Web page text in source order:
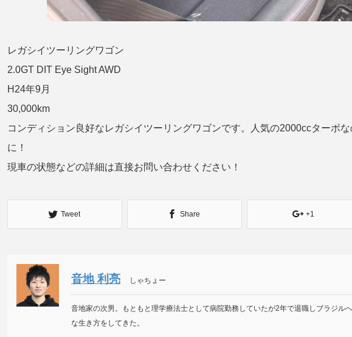
レガシイツーリングワゴン
2.0GT DIT Eye Sight AWD
H24年9月
30,000km
コンディション良好なレガシイツーリングワゴンです。人気の2000ccターボ
に！
現車の状態などの詳細は直接お問い合わせください！
Tweet Share +1
音地 利亮 しゃちょー
音地家の次男。もともと理学療法士として病院勤務していたが2年で退職しブラジル
な生き方をしてきた。